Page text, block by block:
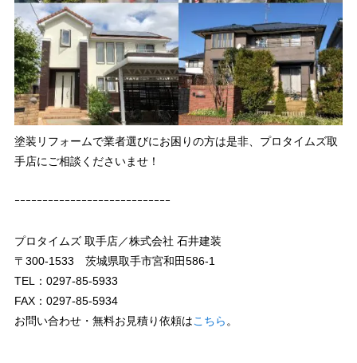
塗装リフォームで業者選びにお困りの方は是非、プロタイムズ取
手店にご相談くださいませ！
ｰｰｰｰｰｰｰｰｰｰｰｰｰｰｰｰｰｰｰｰｰｰｰｰｰｰｰｰ
プロタイムズ 取手店／株式会社 石井建装
〒300-1533 茨城県取手市宮和田586-1
TEL：0297-85-5933
FAX：0297-85-5934
お問い合わせ・無料お見積り依頼はこちら 。